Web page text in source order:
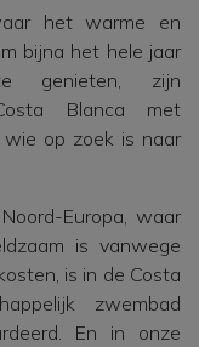
het warme en
bijna het hele jaar
genieten, zijn
Blanca met
op zoek is naar
Europa, waar
is vanwege
is in de Costa
zwembad
En in onze